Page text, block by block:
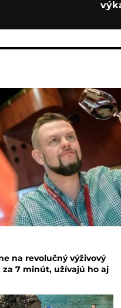
na revolučný výživový
7 minút, užívajú ho aj